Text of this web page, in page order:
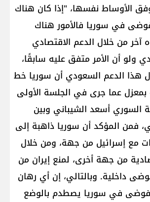
الأوساط نفسها، "إذا كان هناك
في سوريا فالأمور هناك
من خلال الدعم الاقتصادي
ولو أن الأمر متفق عليه سابقًا،
هذا الدعم السعودي أن سوريا خط
بمعزل عما جرى في الجلسة الأولى
السوري أسعد الشيباني وبين
فمن المؤكد أن سوريا ذاهبة إلى
مع إسرائيل من جهة، ومن خلال
من جهة أخرى، لمنع إيران من
داخلية. وبالتالي، إن أي رهان
فوضى في سوريا يصطدم بالوضع